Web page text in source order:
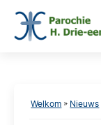
Welkom » Nieuws